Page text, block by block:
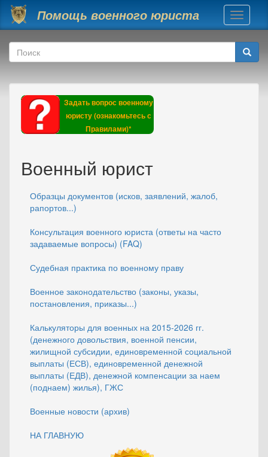
Перейти к основному содержанию
Помощь военного юриста
Toggle
Форма поиска
Поиск
Задать вопрос военному
юристу (ознакомьтесь с
Правилами)*
Военный юрист
Образцы документов (исков, заявлений, жалоб,
рапортов...)
Консультация военного юриста (ответы на часто
задаваемые вопросы) (FAQ)
Судебная практика по военному праву
Военное законодательство (законы, указы,
постановления, приказы...)
Калькуляторы для военных на 2015-2026 гг.
(денежного довольствия, военной пенсии,
жилищной субсидии, единовременной социальной
выплаты (ЕСВ), единовременной денежной
выплаты (ЕДВ), денежной компенсации за наем
(поднаем) жилья), ГЖС
Военные новости (архив)
НА ГЛАВНУЮ